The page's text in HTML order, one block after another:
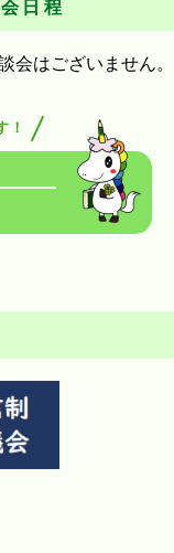
日程
会はございません。
！